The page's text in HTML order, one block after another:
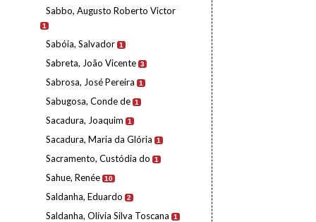
Sabbo, Augusto Roberto Victor
1
Sabóia, Salvador 1
Sabreta, João Vicente 3
Sabrosa, José Pereira 1
Sabugosa, Conde de 1
Sacadura, Joaquim 1
Sacadura, Maria da Glória 1
Sacramento, Custódia do 1
Sahue, Renée 10
Saldanha, Eduardo 2
Saldanha, Olívia Silva Toscana 1